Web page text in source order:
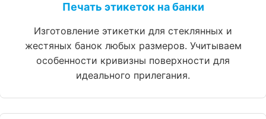
Печать этикеток на банки
Изготовление этикетки для стеклянных и
жестяных банок любых размеров. Учитываем
особенности кривизны поверхности для
идеального прилегания.